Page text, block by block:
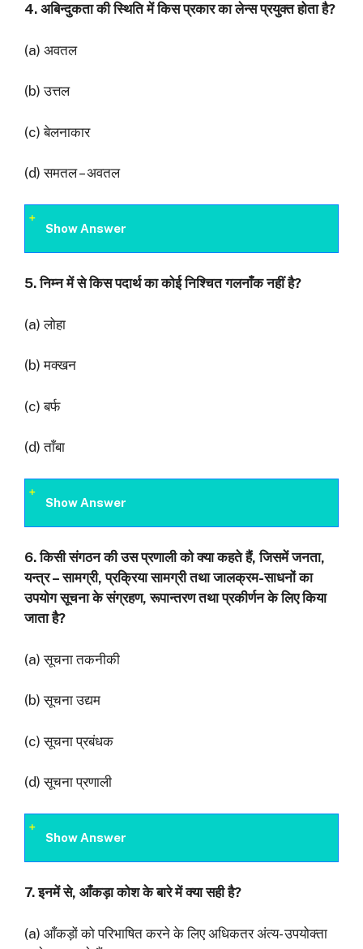
4. अबिन्दुकता की स्थिति में किस प्रकार का लेन्स प्रयुक्त होता है?
(a) अवतल
(b) उत्तल
(c) बेलनाकार
(d) समतल – अवतल
Show Answer
5.निम्न में से किस पदार्थ का कोई निश्चित गलनाँक नहीं है?
(a) लोहा
(b) मक्खन
(c) बर्फ
(d) ताँबा
Show Answer
6.किसी संगठन की उस प्रणाली को क्या कहते हैं,जिसमें जनता,
यन्त्र – सामग्री,प्रक्रिया सामग्री तथा जालक्रम-साधनों का
उपयोग सूचना के संग्रहण,रूपान्तरण तथा प्रकीर्णन के लिए किया
जाता है?
(a) सूचना तकनीकी
(b) सूचना उद्यम
(c) सूचना प्रबंधक
(d) सूचना प्रणाली
Show Answer
7.इनमें से, आँकड़ा कोश के बारे में क्या सही है?
(a) आँकड़ों को परिभाषित करने के लिए अधिकतर अंत्य- उपयोक्ता